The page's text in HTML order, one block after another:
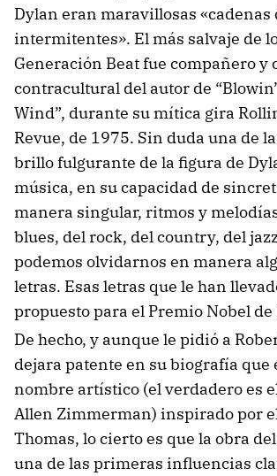
Dylan eran maravillosas «cadenas
intermitentes». El más salvaje de
Generación Beat fue compañero y
contracultural del autor de
Wind”, durante su mítica gira
Revue, de 1975. Sin duda una de
brillo fulgurante de la figura de
música, en su capacidad de
manera singular, ritmos y
blues, del rock, del country, del
podemos olvidarnos en manera
letras. Esas letras que le han
propuesto para el Premio Nobel
De hecho, y aunque le pidió a
dejara patente en su biografía que
nombre artístico (el verdadero es
Allen Zimmerman) inspirado por
Thomas, lo cierto es que la obra
una de las primeras influencias